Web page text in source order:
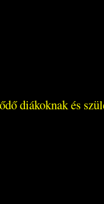
diákoknak és